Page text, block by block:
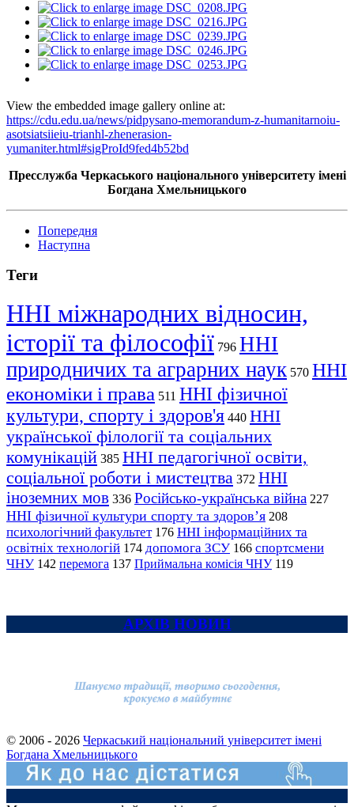
View the embedded image gallery online at:
https://cdu.edu.ua/news/pidpysano-memorandum-z-humanitarnoiu-
asotsiatsiieiu-trianhl-zhenerasion-
yumaniter.html#sigProId9fed4b52bd
Пресслужба Черкаського національного університету імені
Богдана Хмельницького
Попередня
Наступна
Теги
ННІ міжнародних відносин,
історії та філософії 796 ННІ
природничих та аграрних наук 570 ННІ
економіки і права 511 ННІ фізичної
культури, спорту і здоров'я 440 ННІ
української філології та соціальних
комунікацій 385 ННІ педагогічної освіти,
соціальної роботи і мистецтва 372 ННІ
іноземних мов 336 Російсько-українська війна 227
ННІ фізичної культури спорту та здоров’я 208
психологічний факультет 176 ННІ інформаційних та
освітніх технологій 174 допомога ЗСУ 166 спортсмени
ЧНУ 142 перемога 137 Приймальна комісія ЧНУ 119
АРХІВ НОВИН
© 2006 - 2026 Черкаський національний університет імені
Богдана Хмельницького